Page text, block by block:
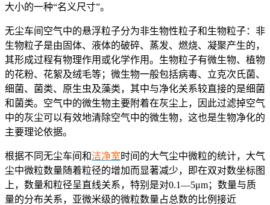
大小的一种“名义尺寸”。
无尘车间空气中的悬浮粒子分为非生物性粒子和生物粒子：非
生物粒子是由固体、液体的破碎、蒸发、燃烧、凝聚产生的，
其形成过程有物理作用或化学作用。生物粒子有微生物、植物
的花粉、花絮及绒毛等；微生物一般包括病毒、立克次氏菌、
细菌、菌类、原生虫及藻类，其中与净化关系较直接的是细菌
和菌类。空气中的微生物主要附着在灰尘上，因此过滤掉空气
中的灰尘可以有效地清除空气中的微生物，这也是生物净化的
主要理论依据。
根据不同无尘车间和洁净室时间的大气尘中微粒的统计，大气
尘中微粒数量随着粒径的增加而显著减少，即在双对数坐标图
上，数量和粒径呈直线关系，特别是对0.1—5μm；数量与质
量的分布关系，亚微米级的微粒数量占总数的比例接近